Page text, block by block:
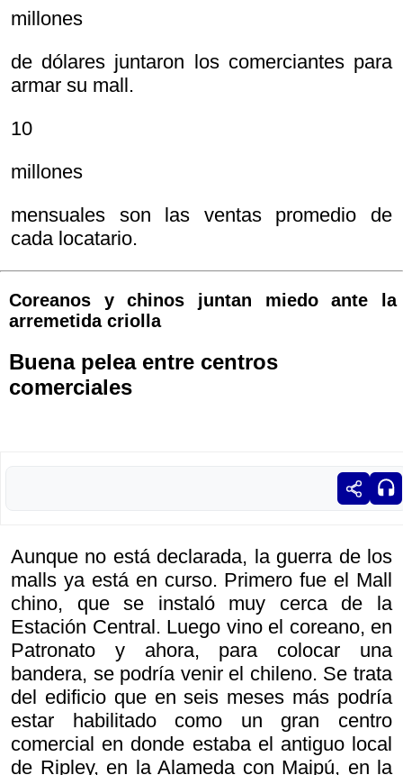
millones
de dólares juntaron los comerciantes para
armar su mall.
10
millones
mensuales son las ventas promedio de
cada locatario.
Coreanos y chinos juntan miedo ante la
arremetida criolla
Buena pelea entre centros
comerciales
Aunque no está declarada, la guerra de los
malls ya está en curso. Primero fue el Mall
chino, que se instaló muy cerca de la
Estación Central. Luego vino el coreano, en
Patronato y ahora, para colocar una
bandera, se podría venir el chileno. Se trata
del edificio que en seis meses más podría
estar habilitado como un gran centro
comercial en donde estaba el antiguo local
de Ripley, en la Alameda con Maipú, en la